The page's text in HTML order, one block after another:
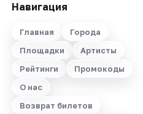
Навигация
Главная
Города
Площадки
Артисты
Рейтинги
Промокоды
О нас
Возврат билетов